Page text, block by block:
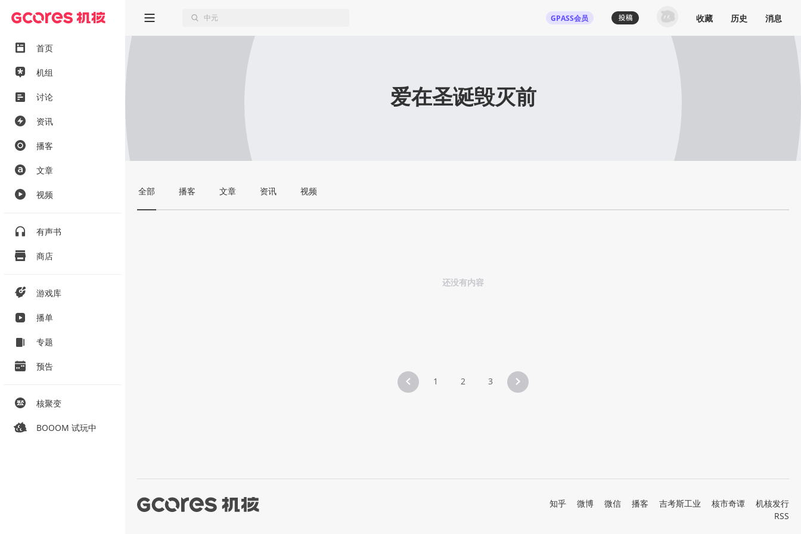
首页
机组
讨论
资讯
播客
文章
视频
有声书
商店
游戏库
播单
专题
预告
核聚变
BOOOM 试玩中
GPASS会员 收藏 历史 消息
爱在圣诞毁灭前
全部 播客 文章 资讯 视频
还没有内容
1 2 3
知乎 微博 微信 播客 吉考斯工业 核市奇谭
机核发行
RSS